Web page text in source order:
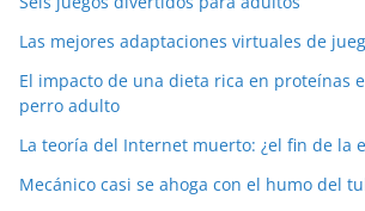
Las mejores adaptaciones virtuales de
El impacto de una dieta rica en proteínas
perro adulto
La teoría del Internet muerto: ¿el fin de la
Mecánico casi se ahoga con el humo del